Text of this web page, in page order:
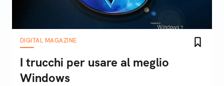
DIGITAL MAGAZINE
I trucchi per usare al meglio
Windows